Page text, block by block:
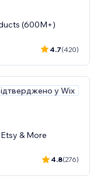
(600M+)
4.7(420)
у Wix
& More
4.8(276)